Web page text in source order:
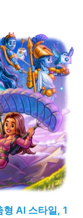
AI 스타일, 1